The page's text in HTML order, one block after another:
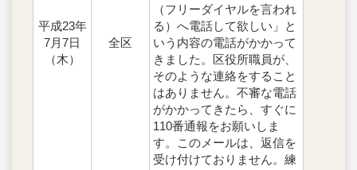
平成23年
7月7日
（木）
全区
（フリーダイヤルを言われ
る）へ電話して欲しい」と
いう内容の電話がかかって
きました。区役所職員が、
そのような連絡をすること
はありません。不審な電話
がかかってきたら、すぐに
110番通報をお願いしま
す。このメールは、返信を
受け付けておりません。練